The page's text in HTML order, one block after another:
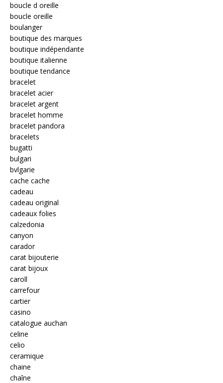
boucle d oreille
boucle oreille
boulanger
boutique des marques
boutique indépendante
boutique italienne
boutique tendance
bracelet
bracelet acier
bracelet argent
bracelet homme
bracelet pandora
bracelets
bugatti
bulgari
bvlgarie
cache cache
cadeau
cadeau original
cadeaux folies
calzedonia
canyon
carador
carat bijouterie
carat bijoux
caroll
carrefour
cartier
casino
catalogue auchan
celine
celio
ceramique
chaine
chaîne